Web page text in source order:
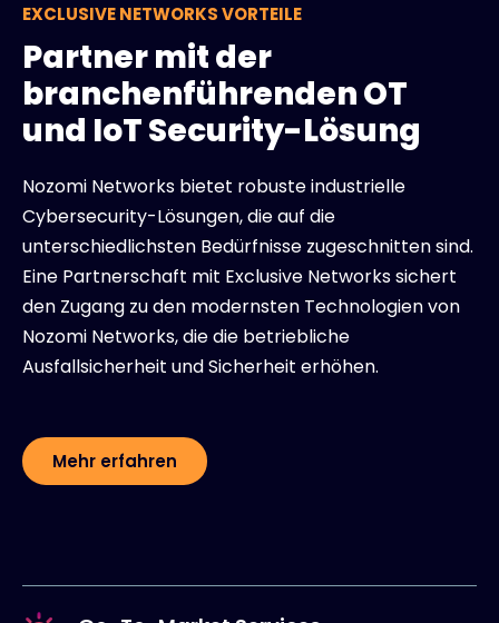
EXCLUSIVE NETWORKS VORTEILE
Partner mit der
branchenführenden OT
und IoT Security-Lösung
Nozomi Networks bietet robuste industrielle
Cybersecurity-Lösungen, die auf die
unterschiedlichsten Bedürfnisse zugeschnitten sind.
Eine Partnerschaft mit Exclusive Networks sichert
den Zugang zu den modernsten Technologien von
Nozomi Networks, die die betriebliche
Ausfallsicherheit und Sicherheit erhöhen.
Mehr erfahren